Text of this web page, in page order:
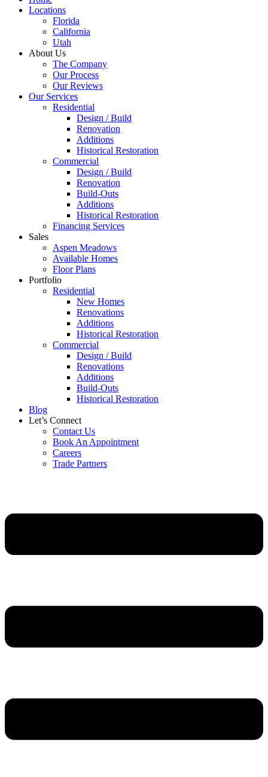
Locations
Florida
California
Utah
About Us
The Company
Our Process
Our Reviews
Our Services
Residential
Design / Build
Renovation
Additions
Historical Restoration
Commercial
Design / Build
Renovation
Build-Outs
Additions
Historical Restoration
Financing Services
Sales
Aspen Meadows
Available Homes
Floor Plans
Portfolio
Residential
New Homes
Renovations
Additions
Historical Restoration
Commercial
Design / Build
Renovations
Additions
Build-Outs
Historical Restoration
Blog
Let’s Connect
Contact Us
Book An Appointment
Careers
Trade Partners